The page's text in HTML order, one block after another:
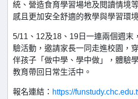
統、營造食育學習場地及閱讀情境
感且更加安全舒適的教學與學習環
5/11、12及18、19日一連兩個週末
驗活動，邀請家長一同走進校園，
伴孩子「做中學、學中做」，體驗
教育帶回日常生活中。
報名連結： https://